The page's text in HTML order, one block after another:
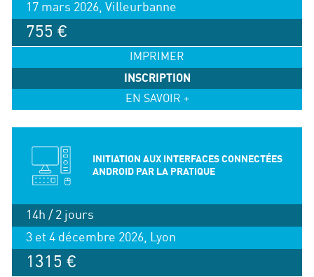
17 mars 2026, Villeurbanne
755 €
IMPRIMER
INSCRIPTION
EN SAVOIR +
INITIATION AUX INTERFACES CONNECTÉES
ANDROID PAR LA PRATIQUE
14h / 2 jours
3 et 4 décembre 2026, Lyon
1315 €